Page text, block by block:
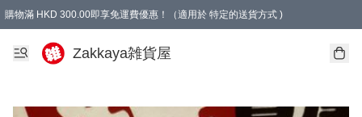
購物滿 HKD 300.00即享免運費優惠！（適用於 特定的送貨方式 )
Zakkaya雑貨屋